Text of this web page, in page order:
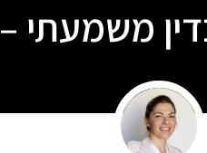
משמעתי